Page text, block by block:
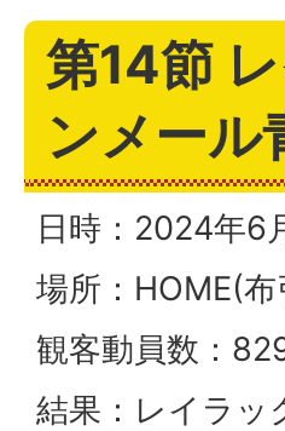
第14節
ンメール
日時：2024年6
場所：HOME(布
観客動員数：
結果：レイラッ